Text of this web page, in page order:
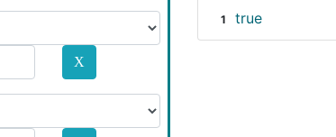
1 true